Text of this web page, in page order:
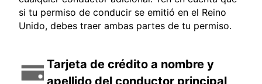
si tu permiso de conducir se emitió en el Reino
Unido, debes traer ambas partes de tu permiso.
Tarjeta de crédito a nombre y